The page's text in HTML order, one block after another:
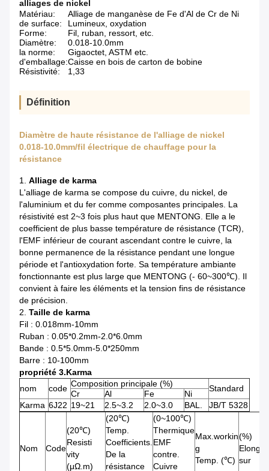
alliages de nickel
Matériau:
Alliage de manganèse de Fe d'Al de Cr de Ni
de surface:
Lumineux, oxydation
Forme:
Fil, ruban, ressort, etc.
Diamètre:
0.018-10.0mm
la norme:
Gigaoctet, ASTM etc.
d'emballage:Caisse en bois de carton de bobine
Résistivité:
1,33
Définition
Diamètre de haute résistance de l'alliage de nickel
0.018-10.0mm/fil électrique de chauffage pour la
résistance
1. Alliage de karma
L'alliage de karma se compose du cuivre, du nickel, de
l'aluminium et du fer comme composantes principales. La
résistivité est 2~3 fois plus haut que MENTONG. Elle a le
coefficient de plus basse température de résistance (TCR),
l'EMF inférieur de courant ascendant contre le cuivre, la
bonne permanence de la résistance pendant une longue
période et l'antioxydation forte. Sa température ambiante
fonctionnante est plus large que MENTONG (- 60~300℃). Il
convient à faire les éléments et la tension fins de résistance
de précision.
2. Taille de karma
Fil : 0.018mm-10mm
Ruban : 0.05*0.2mm-2.0*6.0mm
Bande : 0.5*5.0mm-5.0*250mm
Barre : 10-100mm
propriété 3.Karma
nom
code Composition principale (%) Standard
Cr Al Fe
Ni
Karma 6J22 19~21 2.5~3.2 2.0~3.0 BAL. JB/T 5328
Nom Code
(20℃)
Resisti
vity
(μΩ.m)
(20℃)
Temp.
Coefficients.
De la
résistance
(0~100℃)
Thermique
EMF
contre.
Cuivre
Max.workin
g
Temp. (℃)
(%)
Elongati
sur